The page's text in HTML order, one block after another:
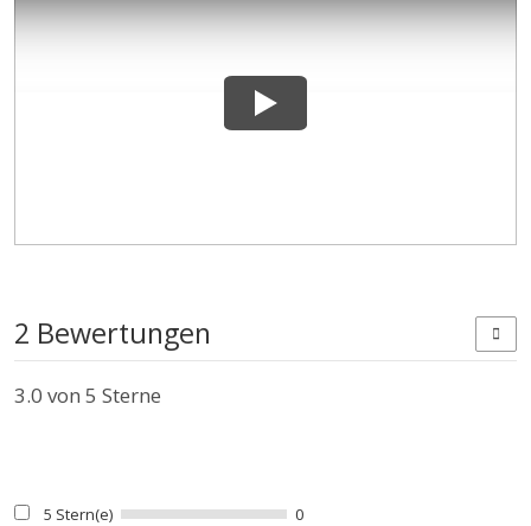
2 Bewertungen
3.0 von 5 Sterne
5 Stern(e)
0